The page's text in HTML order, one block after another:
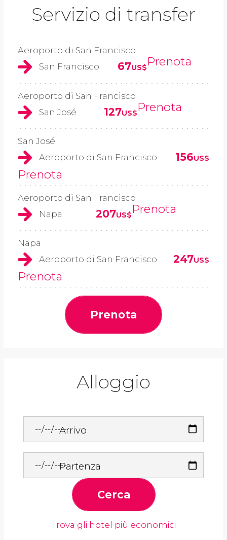
Servizio di transfer
Aeroporto di San Francisco
San Francisco
67US$Prenota
Aeroporto di San Francisco
San José
127US$Prenota
San José
Aeroporto di San Francisco
156US$
Prenota
Aeroporto di San Francisco
Napa
207US$Prenota
Napa
Aeroporto di San Francisco
247US$
Prenota
Prenota
Alloggio
Arrivo
Partenza
Cerca
Trova gli hotel più economici